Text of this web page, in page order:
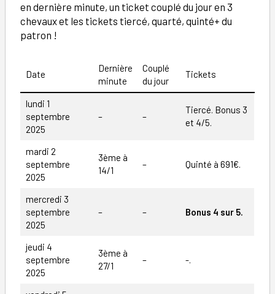
en dernière minute, un ticket couplé du jour en 3
chevaux et les tickets tiercé, quarté, quinté+ du
patron !
Date
Dernière
minute
Couplé
du jour
Tickets
lundi 1
septembre
2025
– –
Tiercé. Bonus 3
et 4/5.
mardi 2
septembre
2025
3ème à
14/1
– Quinté à 691€.
mercredi 3
septembre
2025
– – Bonus 4 sur 5.
jeudi 4
septembre
2025
3ème à
27/1
– -.